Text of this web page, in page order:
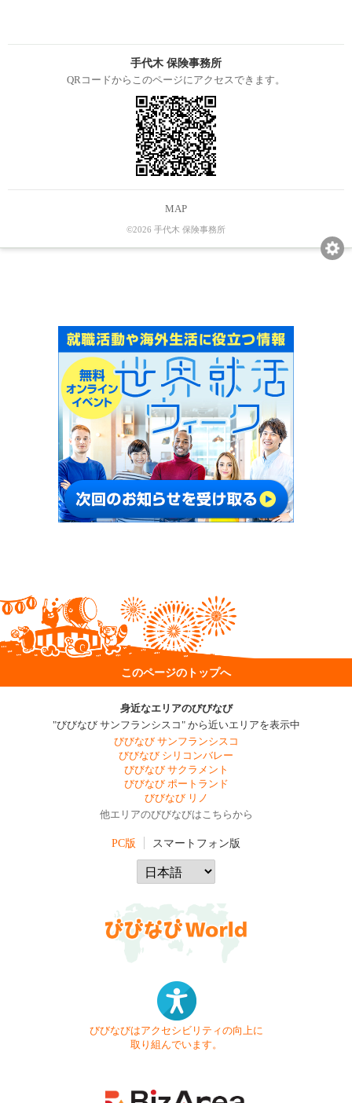
手代木 保険事務所
QRコードからこのページにアクセスできます。
MAP
©2026 手代木 保険事務所
このページのトップへ
身近なエリアのびびなび
"びびなび サンフランシスコ" から近いエリアを表示中
びびなび サンフランシスコ
びびなび シリコンバレー
びびなび サクラメント
びびなび ポートランド
びびなび リノ
他エリアのびびなびはこちらから
PC版 スマートフォン版
びびなびはアクセシビリティの向上に
取り組んでいます。